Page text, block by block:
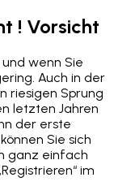
! Vorsicht
wenn Sie
Auch in der
riesigen Sprung
letzten Jahren
der erste
Sie sich
ganz einfach
im